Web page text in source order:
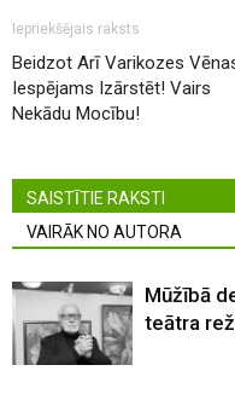
Iepriekšējais raksts
Beidzot Arī Varikozes
Iespējams Izārstēt! Vairs
Nekādu Mocību!
SAISTĪTIE RAKSTI
VAIRĀK NO AUTORA
Mūžībā
teātra